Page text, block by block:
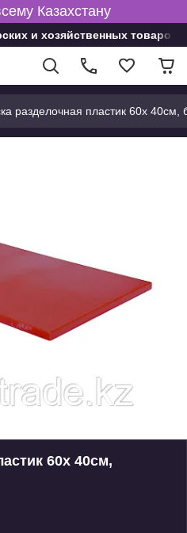
Казахстану
и хозяйственных товаров
разделочная пластик 60х 40см,
60х 40см,